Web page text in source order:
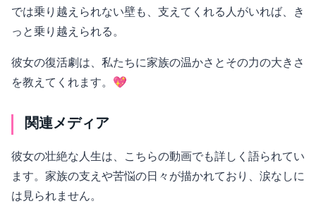
では乗り越えられない壁も、支えてくれる人がいれば、き
っと乗り越えられる。
彼女の復活劇は、私たちに家族の温かさとその力の大きさ
を教えてくれます。💖
関連メディア
彼女の壮絶な人生は、こちらの動画でも詳しく語られてい
ます。家族の支えや苦悩の日々が描かれており、涙なしに
は見られません。